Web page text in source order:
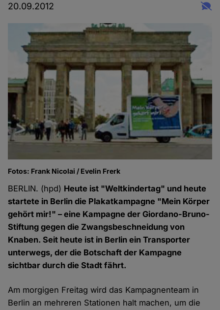
20.09.2012
Fotos: Frank Nicolai / Evelin Frerk
BERLIN. (hpd) Heute ist "Weltkindertag" und heute
startete in Berlin die Plakatkampagne "Mein Körper
gehört mir!" – eine Kampagne der Giordano-Bruno-
Stiftung gegen die Zwangsbeschneidung von
Knaben. Seit heute ist in Berlin ein Transporter
unterwegs, der die Botschaft der Kampagne
sichtbar durch die Stadt fährt.
Am morgigen Freitag wird das Kampagnenteam in
Berlin an mehreren Stationen halt machen, um die